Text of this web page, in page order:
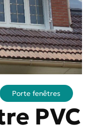
Porte fenêtres
PVC